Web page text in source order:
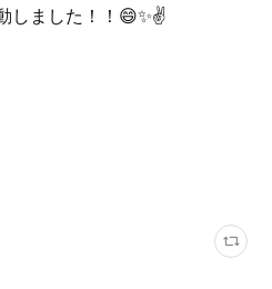
しました！！😄✨✌️